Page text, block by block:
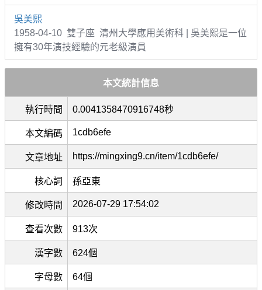
吳美熙
1958-04-10 雙子座 清州大學應用美術科 | 吳美熙是一位
擁有30年演技經驗的元老級演員
本文統計信息
執行時間 0.0041358470916748秒
本文編碼 1cdb6efe
文章地址 https://mingxing9.cn/item/1cdb6efe/
核心詞 孫亞東
修改時間 2026-07-29 17:54:02
查看次數 913次
漢字數 624個
字母數 64個